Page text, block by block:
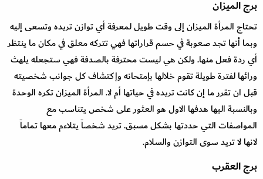
برج الميزان
تحتاج المرأة الميزان إلى وقت طويل لمعرفة أي توازن تريده وتسعى إليه
وبما أنها تجد صعوبة في حسم قراراتها فهي تتركه معلق في مكان ما ينتظر
أي ردة فعل منها. ولكن هي ليست محترفة بالصدفة فهي ستجعله يلهث
ورائها لفترة طويلة تقوم خلالها بإمتحانه وإكتشاف كل جوانب شخصيته
قبل ان تقرر ما إن كانت تريده في حياتها أم لا. المرأة الميزان تكره الوحدة
وبالنسبة اليها هدفها الاول هو العثور على شخص يتناسب مع
المواصفات التي حددتها بشكل مسبق. تريد شخصاً يتلاءم معها تماماً
لانها لا تريد سوى التوازن والسلام.
برج العقرب